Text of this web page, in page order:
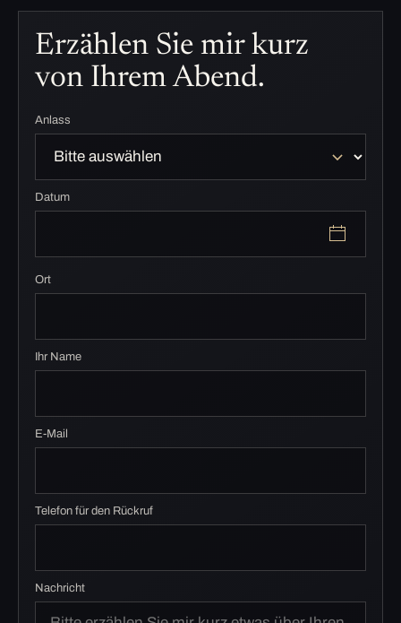
Erzählen Sie mir kurz
von Ihrem Abend.
Anlass
Datum
Ort
Ihr Name
E-Mail
Telefon für den Rückruf
Nachricht